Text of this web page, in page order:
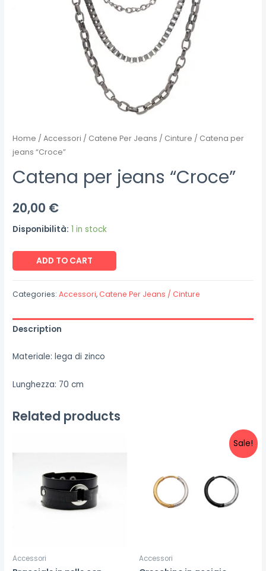
Home /Accessori / Catene Per Jeans / Cinture / Catena per
jeans “Croce”
Catena per jeans “Croce”
20,00 €
Disponibilità: 1 in stock
Catena
per
"Croce"
quantity
ADD TO CART
Categories:Accessori, Catene Per Jeans / Cinture
Description
Materiale: lega di zinco
Lunghezza: 70 cm
Related products
Accessori
Sale!
Accessori